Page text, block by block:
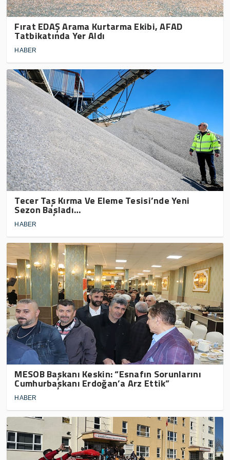
Fırat EDAŞ Arama Kurtarma Ekibi, AFAD
Tatbikatında Yer Aldı
HABER
Tecer Taş Kırma Ve Eleme Tesisi’nde Yeni
Sezon Başladı…
HABER
MESOB Başkanı Keskin: “Esnafın Sorunlarını
Cumhurbaşkanı Erdoğan’a Arz Ettik”
HABER